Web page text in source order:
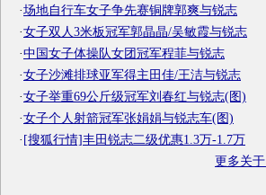
·场地自行车女子争先赛铜牌郭爽与锐志
·女子双人3米板冠军郭晶晶/吴敏霞与锐志
·中国女子体操队女团冠军程菲与锐志
·女子沙滩排球亚军得主田佳/王洁与锐志
·女子举重69公斤级冠军刘春红与锐志(图)
·女子个人射箭冠军张娟娟与锐志车(图)
·[搜狐行情]丰田锐志二级优惠1.3万-1.7万
更多关于